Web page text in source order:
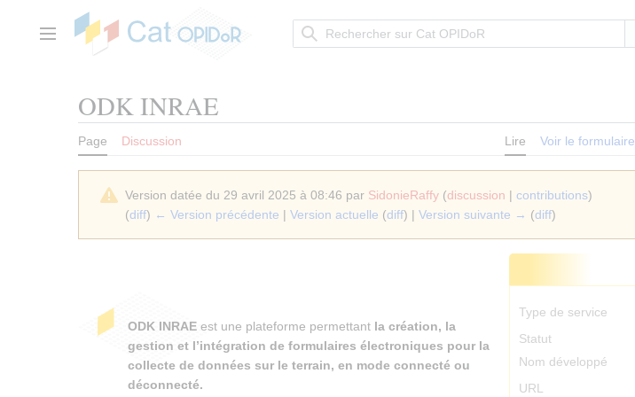
contenuMenu principal
ODK INRAE
Page Discussion Lire Voir le formulaire
Version datée du 29 avril 2025 à 08:46 par SidonieRaffy (discussion | contributions)
(diff) ← Version précédente | Version actuelle (diff) | Version suivante → (diff)
Type de service
Statut
Nom développé
URL
ODK INRAE est une plateforme permettant la création, la
gestion et l’intégration de formulaires électroniques pour la
collecte de données sur le terrain, en mode connecté ou
déconnecté.